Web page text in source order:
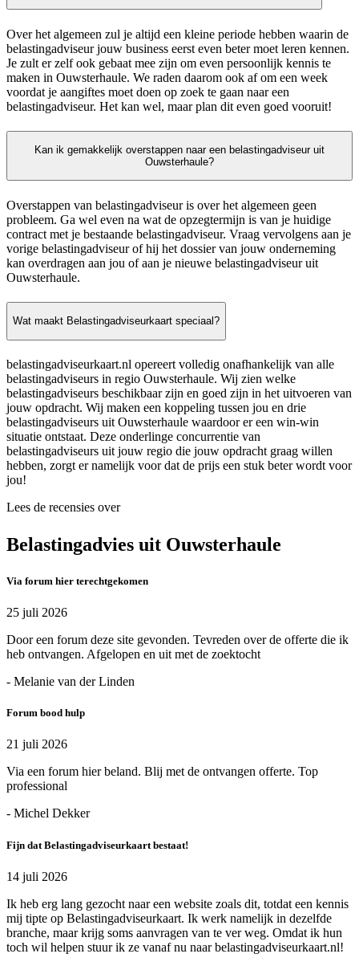
Over het algemeen zul je altijd een kleine periode hebben waarin de
belastingadviseur jouw business eerst even beter moet leren kennen.
Je zult er zelf ook gebaat mee zijn om even persoonlijk kennis te
maken in Ouwsterhaule. We raden daarom ook af om een week
voordat je aangiftes moet doen op zoek te gaan naar een
belastingadviseur. Het kan wel, maar plan dit even goed vooruit!
Kan ik gemakkelijk overstappen naar een belastingadviseur uit
Ouwsterhaule?
Overstappen van belastingadviseur is over het algemeen geen
probleem. Ga wel even na wat de opzegtermijn is van je huidige
contract met je bestaande belastingadviseur. Vraag vervolgens aan je
vorige belastingadviseur of hij het dossier van jouw onderneming
kan overdragen aan jou of aan je nieuwe belastingadviseur uit
Ouwsterhaule.
Wat maakt Belastingadviseurkaart speciaal?
belastingadviseurkaart.nl opereert volledig onafhankelijk van alle
belastingadviseurs in regio Ouwsterhaule. Wij zien welke
belastingadviseurs beschikbaar zijn en goed zijn in het uitvoeren van
jouw opdracht. Wij maken een koppeling tussen jou en drie
belastingadviseurs uit Ouwsterhaule waardoor er een win-win
situatie ontstaat. Deze onderlinge concurrentie van
belastingadviseurs uit jouw regio die jouw opdracht graag willen
hebben, zorgt er namelijk voor dat de prijs een stuk beter wordt voor
jou!
Lees de recensies over
Belastingadvies uit Ouwsterhaule
Via forum hier terechtgekomen
25 juli 2026
Door een forum deze site gevonden. Tevreden over de offerte die ik
heb ontvangen. Afgelopen en uit met de zoektocht
- Melanie van der Linden
Forum bood hulp
21 juli 2026
Via een forum hier beland. Blij met de ontvangen offerte. Top
professional
- Michel Dekker
Fijn dat Belastingadviseurkaart bestaat!
14 juli 2026
Ik heb erg lang gezocht naar een website zoals dit, totdat een kennis
mij tipte op Belastingadviseurkaart. Ik werk namelijk in dezelfde
branche, maar krijg soms aanvragen van te ver weg. Omdat ik hun
toch wil helpen stuur ik ze vanaf nu naar belastingadviseurkaart.nl!